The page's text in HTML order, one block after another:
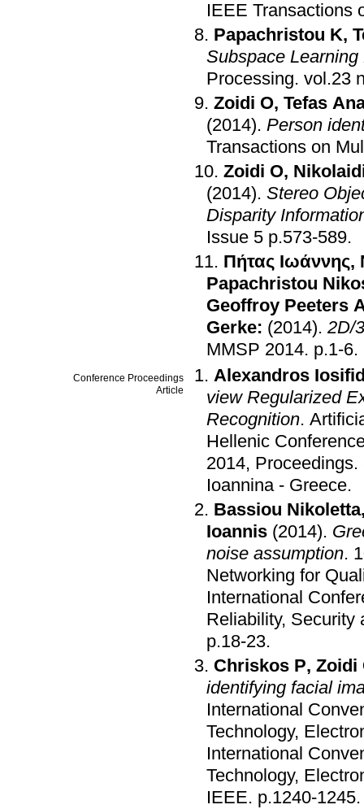
IEEE Transactions
Papachristou K,
Subspace
Processing.
Zoidi O, Tefas
(2014). Person
Transactions on
Zoidi O,
(2014). Stereo
Disparity
Issue 5 p.573-589.
Πήτας Ιωάννης,
Papachristou
Geoffroy Peeters
Gerke: (2014). 2D/
MMSP 2014. p.1-6.
Conference Proceedings
Article
Alexandros
view Regularized
Recognition.
Hellenic
2014, Proceedings.
Ioannina - Greece.
Bassiou Nikoletta
Ioannis (2014).
noise assumption.
Networking for
International
Reliability, Security
p.18-23.
Chriskos P, Zoidi
identifying facial
International
Technology,
International
Technology,
IEEE. p.1240-1245.